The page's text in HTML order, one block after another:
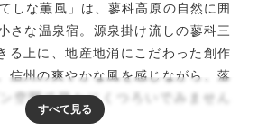
しな薫風」は、蓼科高原の自然に囲
さな温泉宿。源泉掛け流しの蓼科三
る上に、地産地消にこだわった創作
信州の爽やかな風を感じながら、落
空間で静かにくつろいでみません